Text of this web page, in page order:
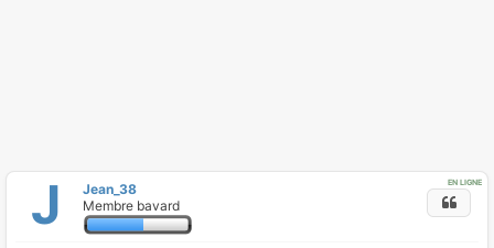
EN LIGNE
J
Jean_38
Membre bavard